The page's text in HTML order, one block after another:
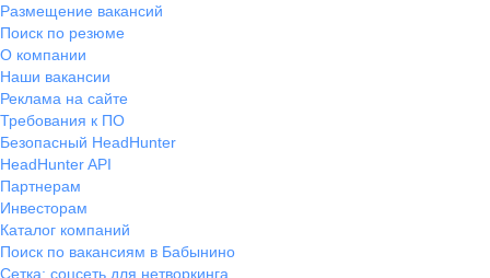
Размещение вакансий
Поиск по резюме
О компании
Наши вакансии
Реклама на сайте
Требования к ПО
Безопасный HeadHunter
HeadHunter API
Партнерам
Инвесторам
Каталог компаний
Поиск по вакансиям в Бабынино
Сетка: соцсеть для нетворкинга